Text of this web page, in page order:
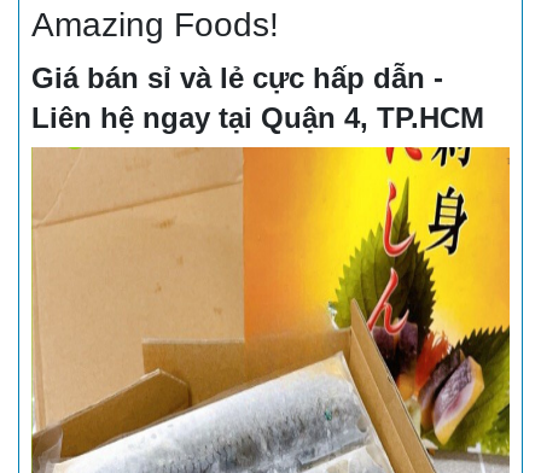
Amazing Foods!
Giá bán sỉ và lẻ cực hấp dẫn -
Liên hệ ngay tại Quận 4, TP.HCM